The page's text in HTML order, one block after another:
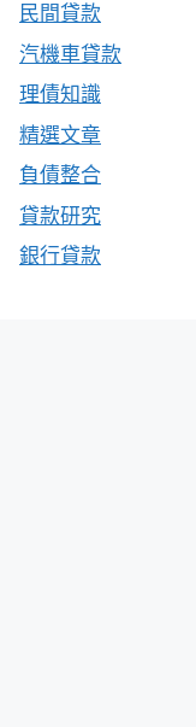
民間貸款
汽機車貸款
理債知識
精選文章
負債整合
貸款研究
銀行貸款